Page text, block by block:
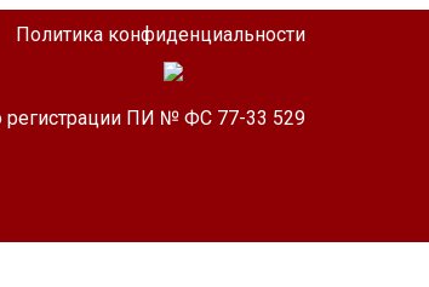
Политика конфиденциальности
регистрации ПИ № ФС 77-33 529